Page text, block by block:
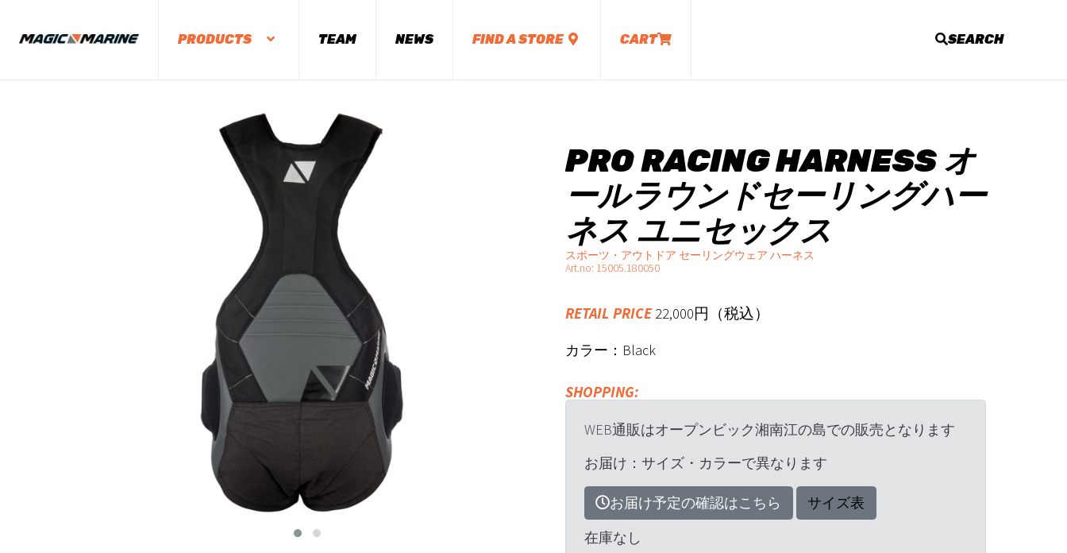
PRODUCTS TEAM NEWS FIND A STORE CART SEARCH
PRO RACING HARNESS オ
ールラウンドセーリングハー
ネス ユニセックス
スポーツ・アウトドア セーリングウェア ハーネス
Art.no: 15005.180050
RETAIL PRICE22,000円（税込）
カラー：Black
SHOPPING:
WEB通販はオープンビック湘南江の島での販売となります
お届け：サイズ・カラーで異なります
お届け予定の確認はこちら
サイズ表
在庫なし